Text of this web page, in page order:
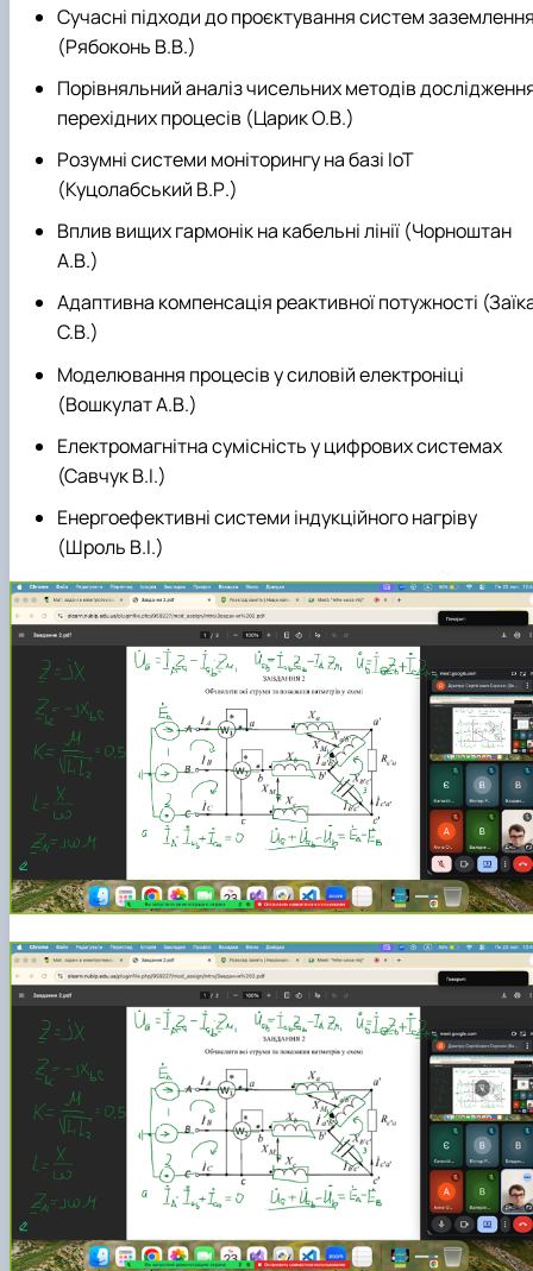
Сучасні підходи до проєктування систем
(Рябоконь В.В.)
Порівняльний аналіз чисельних методів
перехідних процесів (Царик О.В.)
Розумні системи моніторингу на базі IoT
(Куцолабський В.Р.)
Вплив вищих гармонік на кабельні лінії (Чорноштан
А.В.)
Адаптивна компенсація реактивної потужності
С.В.)
Моделювання процесів у силовій електроніці
(Вошкулат А.В.)
Електромагнітна сумісність у цифрових системах
(Савчук В.І.)
Енергоефективні системи індукційного нагріву
(Шроль В.І.)